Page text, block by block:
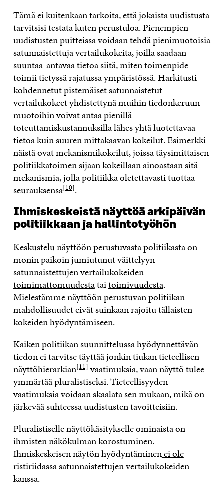
Tämä ei kuitenkaan tarkoita, että jokaista uudistusta
tarvitsisi testata kuten perustuloa. Pienempien
uudistusten puitteissa voidaan tehdä pienimuotoisia
satunnaistettuja vertailukokeita, joilla saadaan
suuntaa-antavaa tietoa siitä, miten toimenpide
toimii tietyssä rajatussa ympäristössä. Harkitusti
kohdennetut pistemäiset satunnaistetut
vertailukokeet yhdistettynä muihin tiedonkeruun
muotoihin voivat antaa pienillä
toteuttamiskustannuksilla lähes yhtä luotettavaa
tietoa kuin suuren mittakaavan kokeilut. Esimerkki
näistä ovat mekanismikokeilut, joissa täysimittaisen
politiikkatoimen sijaan kokeillaan ainoastaan sitä
mekanismia, jolla politiikka oletettavasti tuottaa
seurauksensa[10].
Ihmiskeskeistä näyttöä arkipäivän
politiikkaan ja hallintotyöhön
Keskustelu näyttöön perustuvasta politiikasta on
monin paikoin jumiutunut väittelyyn
satunnaistettujen vertailukokeiden
toimimattomuudestataitoimivuudesta.
Mielestämme näyttöön perustuvan politiikan
mahdollisuudet eivät suinkaan rajoitu tällaisten
kokeiden hyödyntämiseen.
Kaiken politiikan suunnittelussa hyödynnettävän
tiedon ei tarvitse täyttää jonkin tiukan tieteellisen
näyttöhierarkian[11] vaatimuksia, vaan näyttö tulee
ymmärtää pluralistiseksi. Tieteellisyyden
vaatimuksia voidaan skaalata sen mukaan, mikä on
järkevää suhteessa uudistusten tavoitteisiin.
Pluralistiselle näyttökäsitykselle ominaista on
ihmisten näkökulman korostuminen.
Ihmiskeskeisen näytön hyödyntäminenei ole
ristiriidassasatunnaistettujen vertailukokeiden
kanssa.